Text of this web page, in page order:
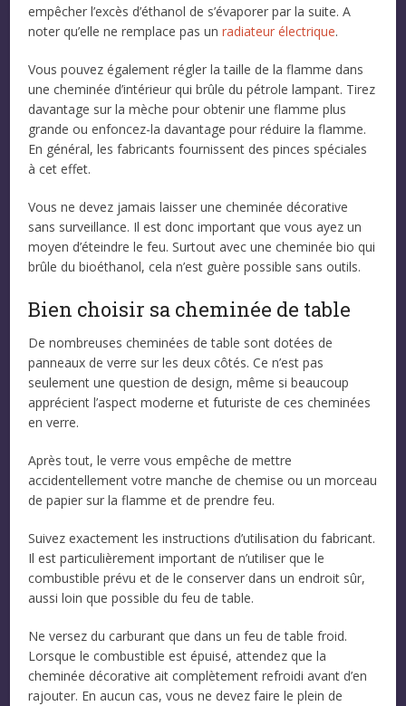
empêcher l’excès d’éthanol de s’évaporer par la suite. A
noter qu’elle ne remplace pas unradiateur électrique.
Vous pouvez également régler la taille de la flamme dans
une cheminée d’intérieur qui brûle du pétrole lampant. Tirez
davantage sur la mèche pour obtenir une flamme plus
grande ou enfoncez-la davantage pour réduire la flamme.
En général, les fabricants fournissent des pinces spéciales
à cet effet.
Vous ne devez jamais laisser une cheminée décorative
sans surveillance. Il est donc important que vous ayez un
moyen d’éteindre le feu. Surtout avec une cheminée bio qui
brûle du bioéthanol, cela n’est guère possible sans outils.
Bien choisir sa cheminée de table
De nombreuses cheminées de table sont dotées de
panneaux de verre sur les deux côtés. Ce n’est pas
seulement une question de design, même si beaucoup
apprécient l’aspect moderne et futuriste de ces cheminées
en verre.
Après tout, le verre vous empêche de mettre
accidentellement votre manche de chemise ou un morceau
de papier sur la flamme et de prendre feu.
Suivez exactement les instructions d’utilisation du fabricant.
Il est particulièrement important de n’utiliser que le
combustible prévu et de le conserver dans un endroit sûr,
aussi loin que possible du feu de table.
Ne versez du carburant que dans un feu de table froid.
Lorsque le combustible est épuisé, attendez que la
cheminée décorative ait complètement refroidi avant d’en
rajouter. En aucun cas, vous ne devez faire le plein de